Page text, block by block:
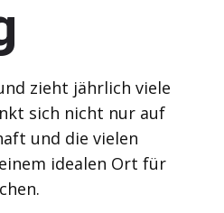
zieht jährlich viele
sich nicht nur auf
und die vielen
idealen Ort für